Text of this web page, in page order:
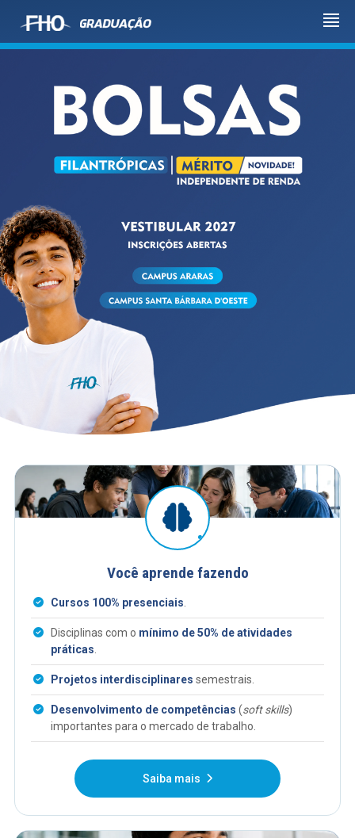
Você aprende fazendo
Cursos 100% presenciais
Disciplinas com o mínimo de 50% de atividades
práticas
Projetos interdisciplinares semestrais.
Desenvolvimento de competências (soft skills)
importantes para o mercado de trabalho.
Saiba mais